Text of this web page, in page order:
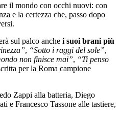
il mondo con occhi nuovi: con
e la certezza che, passo dopo
sul palco anche i suoi brani più
, “Sotto i raggi del sole”,
non finisce mai”, “Ti penso
per la Roma campione
Zappi alla batteria, Diego
e Francesco Tassone alle tastiere,